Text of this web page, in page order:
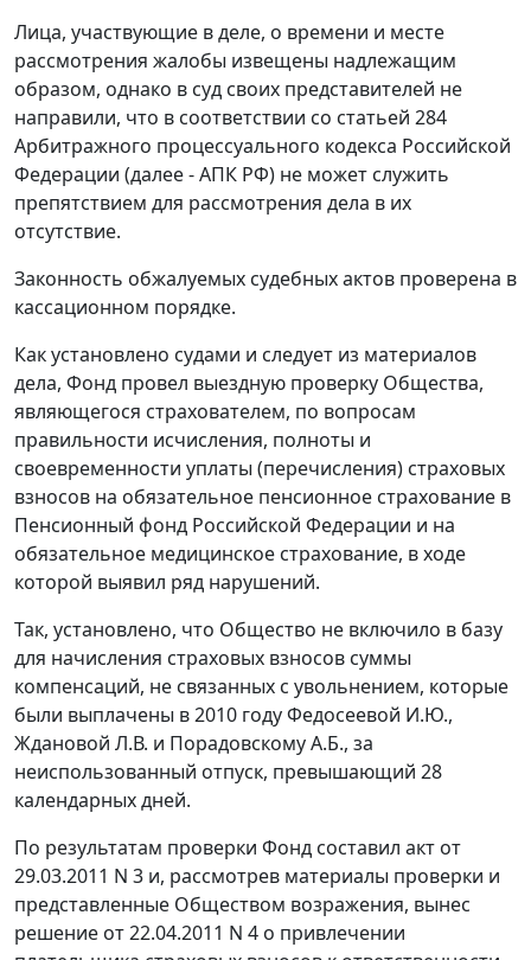
Лица, участвующие в деле, о времени и месте
рассмотрения жалобы извещены надлежащим
образом, однако в суд своих представителей не
направили, что в соответствии со статьей 284
Арбитражного процессуального кодекса Российской
Федерации (далее - АПК РФ) не может служить
препятствием для рассмотрения дела в их
отсутствие.
Законность обжалуемых судебных актов проверена в
кассационном порядке.
Как установлено судами и следует из материалов
дела, Фонд провел выездную проверку Общества,
являющегося страхователем, по вопросам
правильности исчисления, полноты и
своевременности уплаты (перечисления) страховых
взносов на обязательное пенсионное страхование в
Пенсионный фонд Российской Федерации и на
обязательное медицинское страхование, в ходе
которой выявил ряд нарушений.
Так, установлено, что Общество не включило в базу
для начисления страховых взносов суммы
компенсаций, не связанных с увольнением, которые
были выплачены в 2010 году Федосеевой И.Ю.,
Ждановой Л.В. и Порадовскому А.Б., за
неиспользованный отпуск, превышающий 28
календарных дней.
По результатам проверки Фонд составил акт от
29.03.2011 N 3 и, рассмотрев материалы проверки и
представленные Обществом возражения, вынес
решение от 22.04.2011 N 4 о привлечении